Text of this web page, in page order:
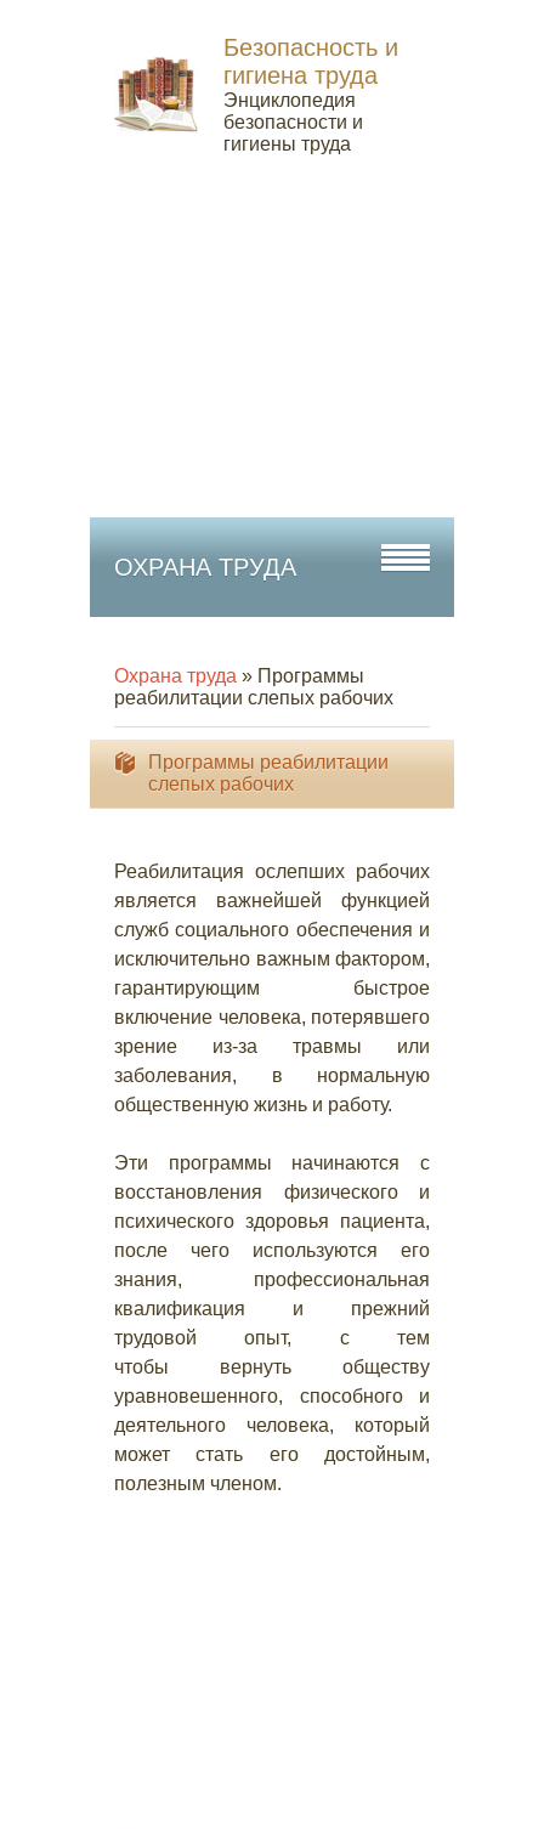
Безопасность и
гигиена труда
Энциклопедия
безопасности и
гигиены труда
ОХРАНА ТРУДА
Охрана труда » Программы
реабилитации слепых рабочих
Программы реабилитации
слепых рабочих
Реабилитация ослепших рабочих
является важнейшей функцией
служб социального обеспечения и
исключительно важным фактором,
гарантирующим быстрое
включение человека, потерявшего
зрение из-за травмы или
заболевания, в нормальную
общественную жизнь и работу.
Эти программы начинаются с
восстановления физического и
психического здоровья пациента,
после чего используются его
знания, профессиональная
квалификация и прежний
трудовой опыт, с тем
чтобы вернуть обществу
уравновешенного, способного и
деятельного человека, который
может стать его достойным,
полезным членом.